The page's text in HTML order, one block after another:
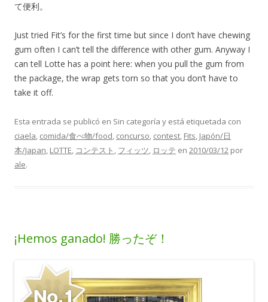
て便利。
Just tried Fit’s for the first time but since I don’t have chewing
gum often I can’t tell the difference with other gum. Anyway I
can tell Lotte has a point here: when you pull the gum from
the package, the wrap gets torn so that you don’t have to
take it off.
Esta entrada se publicó en Sin categoría y está etiquetada con
ciaela, comida/食べ物/food, concurso, contest, Fits, Japón/日
本/Japan, LOTTE, コンテスト , フィッツ, ロッテ en 2010/03/12 por
ale.
¡Hemos ganado! 勝ったぞ！